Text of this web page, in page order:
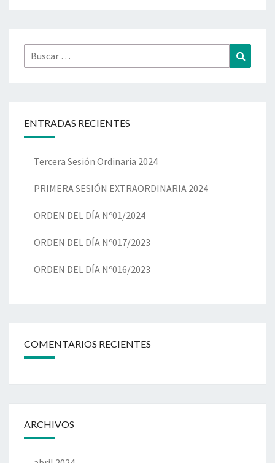
ENTRADAS RECIENTES
Tercera Sesión Ordinaria 2024
PRIMERA SESIÓN EXTRAORDINARIA 2024
ORDEN DEL DÍA Nº01/2024
ORDEN DEL DÍA Nº017/2023
ORDEN DEL DÍA Nº016/2023
COMENTARIOS RECIENTES
ARCHIVOS